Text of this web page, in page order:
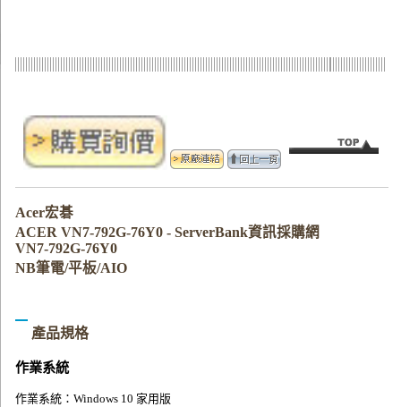
Acer宏碁
ACER VN7-792G-76Y0 - ServerBank資訊採購網
VN7-792G-76Y0
NB筆電/平板/AIO
產品規格
作業系統
作業系統：Windows 10 家用版